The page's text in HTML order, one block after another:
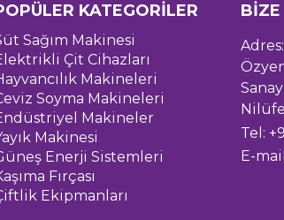
KATEGORİLER
Sağım Makinesi
Çit Cihazları
Makineleri
Soyma Makineleri
Makineler
Makinesi
Enerji Sistemleri
Fırçası
Ekipmanları
BİZE
Tel:
E-